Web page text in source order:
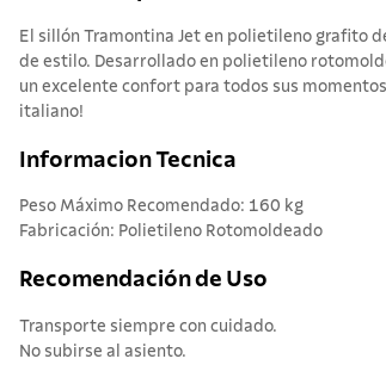
El sillón Tramontina Jet en polietileno grafito
de estilo. Desarrollado en polietileno
un excelente confort para todos sus
italiano!
Informacion Tecnica
Peso Máximo Recomendado: 160 kg
Fabricación: Polietileno Rotomoldeado
Recomendación de Uso
Transporte siempre con cuidado.
No subirse al asiento.